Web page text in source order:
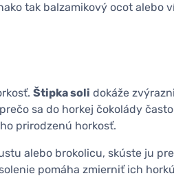
tak balzamikový ocot alebo
Štipka soli dokáže
sa do horkej čokolády
prirodzenú horkosť.
alebo brokolicu, skúste ju
pomáha zmierniť ich